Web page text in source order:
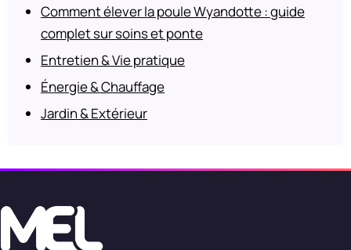
Comment élever la poule Wyandotte : guide
complet sur soins et ponte
Entretien & Vie pratique
Énergie & Chauffage
Jardin & Extérieur